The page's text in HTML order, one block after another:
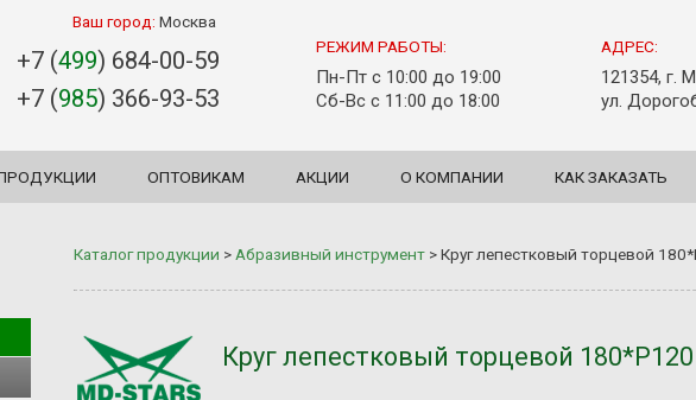
Ваш город: Москва
+7 (499) 684-00-59
+7 (985) 366-93-53
РЕЖИМ РАБОТЫ:
Пн-Пт с 10:00 до 19:00
Сб-Вс с 11:00 до 18:00
АДРЕС:
121354, г.
ул.
ОПТОВИКАМ АКЦИИ О КОМПАНИИ КАК ЗАКАЗАТЬ
Каталог продукции > Абразивный инструмент >Круг лепестковый торцевой
Круг лепестковый торцевой